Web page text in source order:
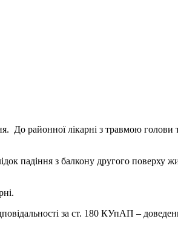
До районної лікарні з травмою голови
падіння з балкону другого поверху
за ст. 180 КУпАП –